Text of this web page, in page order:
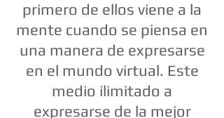
primero de ellos viene a la
mente cuando se piensa en
una manera de expresarse
en el mundo virtual. Este
medio ilimitado a
expresarse de la mejor